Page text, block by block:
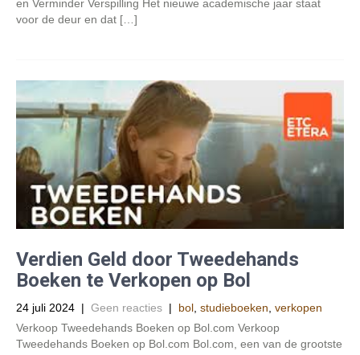
en Verminder Verspilling Het nieuwe academische jaar staat
voor de deur en dat […]
Verdien Geld door Tweedehands
Boeken te Verkopen op Bol
24 juli 2024 | Geen reacties | bol studieboeken verkopen
Verkoop Tweedehands Boeken op Bol.com Verkoop
Tweedehands Boeken op Bol.com Bol.com, een van de grootste